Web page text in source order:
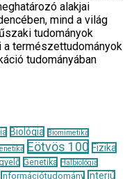
alakjai
mind a világ
tudományok
természettudományok
tudományában
Biológia Biomimetika
Eötvös 100 Fizika
Genetika
Halbiológia
Információtudomány Interjú